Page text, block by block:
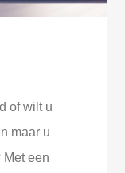
of wilt u
maar u
Met een